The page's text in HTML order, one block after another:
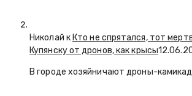
Николай к Кто не спрятался, тот
Купянску от дронов, как крысы
В городе хозяйничают дроны-